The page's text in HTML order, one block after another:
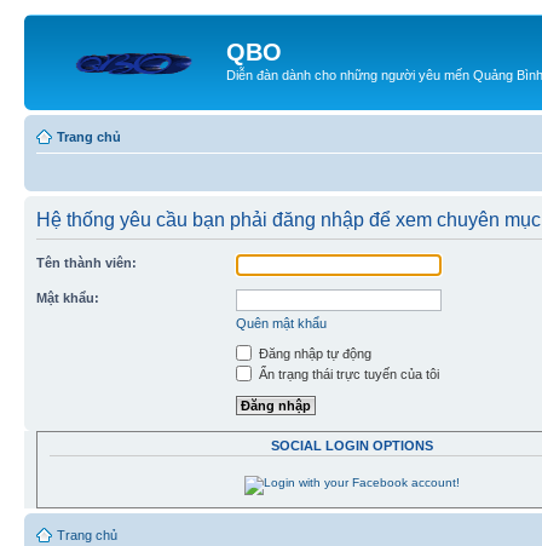
QBO
Diễn đàn dành cho những người yêu mến Quảng Bình
Trang chủ
Hệ thống yêu cầu bạn phải đăng nhập để xem chuyên
Tên thành viên:
Mật khẩu:
Quên mật khẩu
Đăng nhập tự động
Ẩn trạng thái trực tuyến của tôi
SOCIAL LOGIN OPTIONS
Trang chủ